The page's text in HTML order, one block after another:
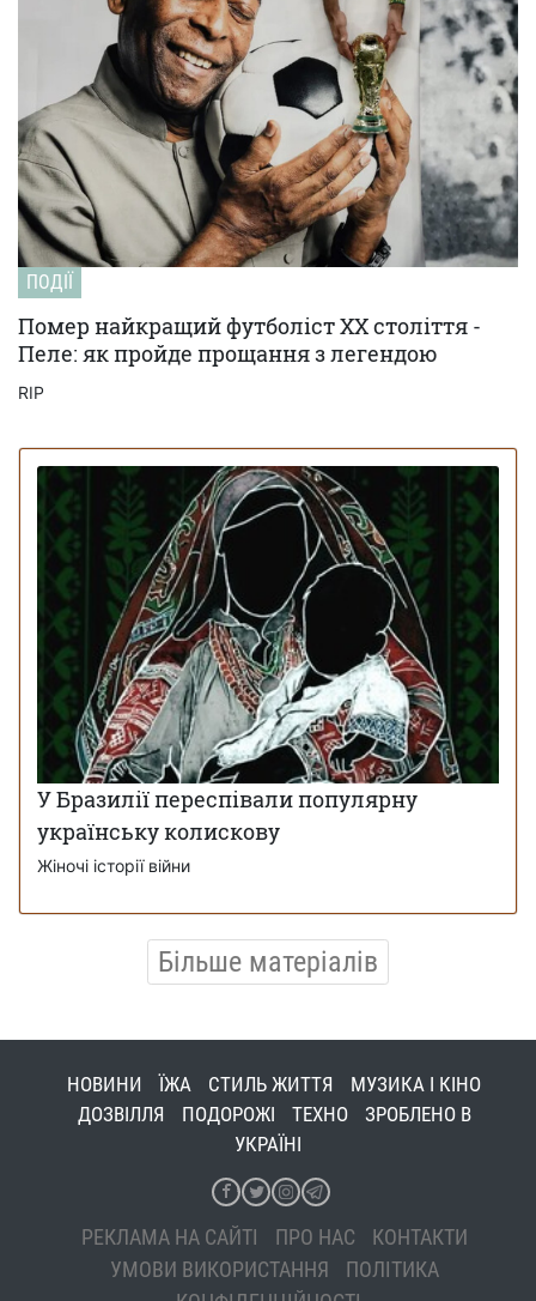
ПОДІЇ
Помер найкращий футболіст ХХ століття -
Пеле: як пройде прощання з легендою
RIP
У Бразилії переспівали популярну
українську колискову
Жіночі історії війни
Більше матеріалів
НОВИНИ ЇЖА СТИЛЬ ЖИТТЯ
МУЗИКА І КІНО
ДОЗВІЛЛЯ
ПОДОРОЖІ ТЕХНО
ЗРОБЛЕНО В
УКРАЇНІ
РЕКЛАМА НА САЙТІ ПРО НАС
КОНТАКТИ
УМОВИ ВИКОРИСТАННЯ
ПОЛІТИКА